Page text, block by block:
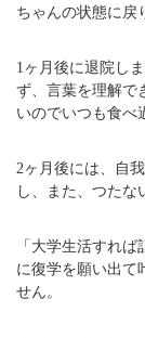
ちゃんの状態に戻
1ヶ月後に退院し
ず、言葉を理解で
いのでいつも食べ
2ヶ月後には、自
し、また、つたな
「大学生活すれ
に復学を願い出て
せん。